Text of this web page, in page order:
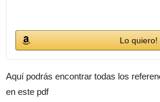
Lo quiero!
Aquí podrás encontrar todas los
en este pdf